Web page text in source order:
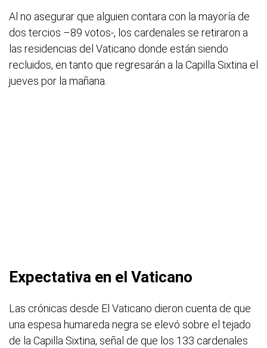
Al no asegurar que alguien contara con la mayoría de
dos tercios –89 votos-, los cardenales se retiraron a
las residencias del Vaticano donde están siendo
recluidos, en tanto que regresarán a la Capilla Sixtina el
jueves por la mañana.
Expectativa en el Vaticano
Las crónicas desde El Vaticano dieron cuenta de que
una espesa humareda negra se elevó sobre el tejado
de la Capilla Sixtina, señal de que los 133 cardenales